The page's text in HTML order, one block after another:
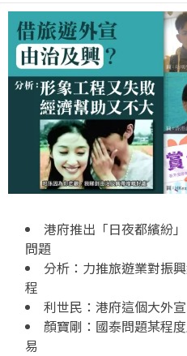
港府推出「日夜都繽紛
問題
分析：力推旅遊業對振
程
利世民：港府這個大外
顏寶剛：國泰問題某程
易